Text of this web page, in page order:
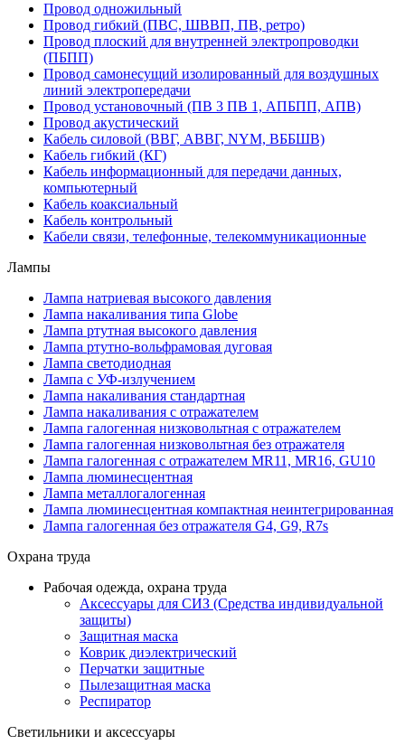
Провод одножильный
Провод гибкий (ПВС, ШВВП, ПВ, ретро)
Провод плоский для внутренней электропроводки
(ПБПП)
Провод самонесущий изолированный для воздушных
линий электропередачи
Провод установочный (ПВ 3 ПВ 1, АПБПП, АПВ)
Провод акустический
Кабель силовой (ВВГ, АВВГ, NYM, ВББШВ)
Кабель гибкий (КГ)
Кабель информационный для передачи данных,
компьютерный
Кабель коаксиальный
Кабель контрольный
Кабели связи, телефонные, телекоммуникационные
Лампы
Лампа натриевая высокого давления
Лампа накаливания типа Globe
Лампа ртутная высокого давления
Лампа ртутно-вольфрамовая дуговая
Лампа светодиодная
Лампа с УФ-излучением
Лампа накаливания стандартная
Лампа накаливания с отражателем
Лампа галогенная низковольтная с отражателем
Лампа галогенная низковольтная без отражателя
Лампа галогенная с отражателем MR11, MR16, GU10
Лампа люминесцентная
Лампа металлогалогенная
Лампа люминесцентная компактная неинтегрированная
Лампа галогенная без отражателя G4, G9, R7s
Охрана труда
Рабочая одежда, охрана труда
Аксессуары для СИЗ (Средства индивидуальной
защиты)
Защитная маска
Коврик диэлектрический
Перчатки защитные
Пылезащитная маска
Респиратор
Светильники и аксессуары